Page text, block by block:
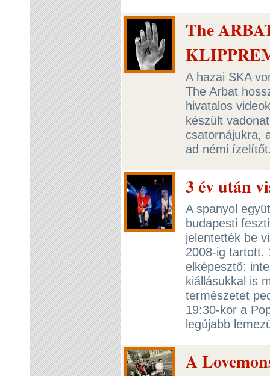
The
A hazai SKA
The Arbat
hivatalos
készült
csatornájukra,
ad némi
3 év után
A spanyol
budapesti
jelentették be
2008-ig tartott.
elképesztő:
kiállásukkal is
természetet
19:30-kor a
legújabb
A